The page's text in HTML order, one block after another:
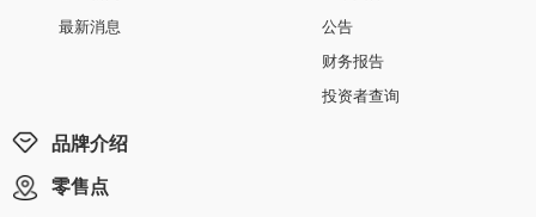
最新消息
公告
财务报告
投资者查询
品牌介绍
零售点